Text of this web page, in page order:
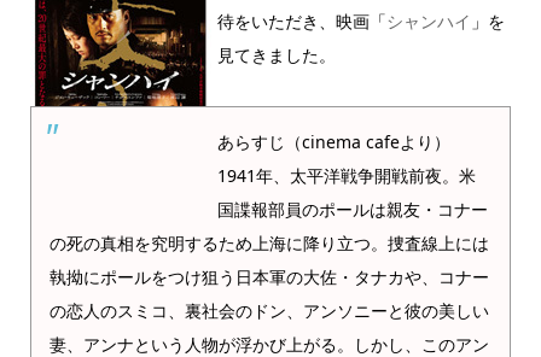
待をいただき、映画「シャンハイ 」を
見てきました。
あらすじ（cinema cafeより）
1941年、太平洋戦争開戦前夜。米
国諜報部員のポールは親友・コナー
の死の真相を究明するため上海に降り立つ。捜査線上には
執拗にポールをつけ狙う日本軍の大佐・タナカや、コナー
の恋人のスミコ、裏社会のドン、アンソニーと彼の美しい
妻、アンナという人物が浮かび上がる。しかし、このアン